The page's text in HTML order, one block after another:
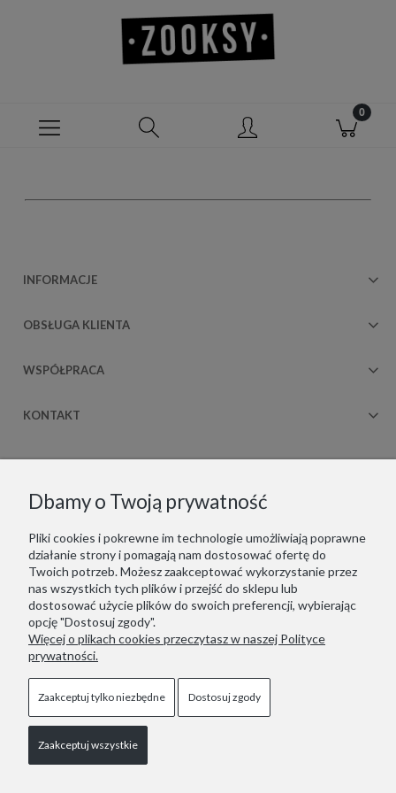
INFORMACJE
OBSŁUGA KLIENTA
WSPÓŁPRACA
KONTAKT
Copyrights © 2021 - ZOOKSY.
Jesteśmy zarejestrowani w niemieckim systemie LUCID
Wir sind im deutschen Verpackungsregister LUCID registriert:
DE1916650756162
Pokaż pełną wersję strony
Sklep internetowy Shoper.pl
Dbamy o Twoją prywatność
Pliki cookies i pokrewne im technologie umożliwiają poprawne
działanie strony i pomagają nam dostosować ofertę do
Twoich potrzeb. Możesz zaakceptować wykorzystanie przez
nas wszystkich tych plików i przejść do sklepu lub
dostosować użycie plików do swoich preferencji, wybierając
opcję "Dostosuj zgody".
Więcej o plikach cookies przeczytasz w naszej Polityce
prywatności.
Zaakceptuj tylko niezbędne Dostosuj zgody
Zaakceptuj wszystkie